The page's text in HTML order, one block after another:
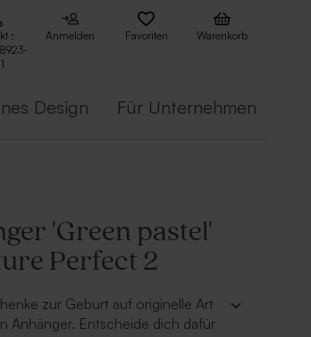
:
Anmelden Favoriten Warenkorb
Design Für Unternehmen
'Green pastel'
Perfect 2
zur Geburt auf originelle Art
Anhänger. Entscheide dich dafür